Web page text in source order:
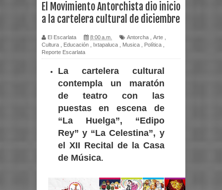
El Movimiento Antorchista dio inicio
a la cartelera cultural de diciembre
El Escarlata 8:00 a.m. Antorcha Arte
Cultura
Educación Ixtapaluca Musica Política
Reporte Escarlata
La cartelera cultural
contempla un maratón
de teatro con las
puestas en escena de
“La Huelga”, “Edipo
Rey” y “La Celestina”, y
el XII Recital de la Casa
de Música.